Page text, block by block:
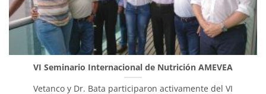
VI Seminario Internacional de Nutrición AMEVEA
Vetanco y Dr. Bata participaron activamente del VI